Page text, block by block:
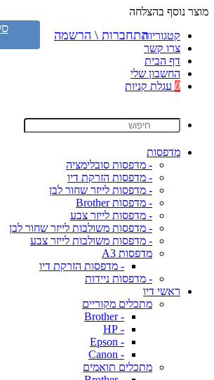
מוצר נוסף בהצלחה
קטגוריות
צרו קשר
דף הבית
החשבון שלי
0 עגלת קניות
מדפסות
- מדפסות סובלימציה
- מדפסות הזרקת דיו
- מדפסות לייזר שחור לבן
- מדפסות Brother
- מדפסות לייזר צבע
- מדפסות משולבות לייזר שחור לבן
- מדפסות משולבות לייזר צבע
מדפסות A3
- מדפסות הזרקת דיו
- מדפסות ניידות
ראשי דיו
מתכלים מקוריים
- Brother
- HP
- Epson
- Canon
מתכלים תואמים
התחברות \ הרשמה